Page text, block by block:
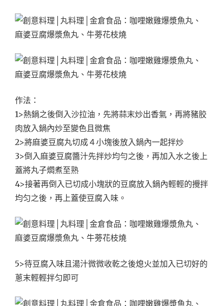
作法：
1>熱鍋之後倒入沙拉油，先將蒜末炒出香氣，再將豬胶
肉放入鍋內炒至變色且微焦
2>將麻婆豆腐丸切成４小塊後放入鍋內一起拌炒
3>倒入麻婆豆腐醬汁先拌炒均勻之後，再加入水之後上
蓋將丸子燜煮至熟
4>接著再倒入已切成小塊狀的豆腐放入鍋內輕輕的攪拌
均匀之後，再上蓋使豆腐入味。
5>待豆腐入味且湯汁微微收乾之後熄火並加入已切好的
蔥末輕輕拌匀即可